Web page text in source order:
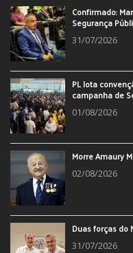
Confirmado:
Segurança
31/07/2026
PL lota
campanha de
01/08/2026
Morre Amaury
02/08/2026
Duas forças do
31/07/2026